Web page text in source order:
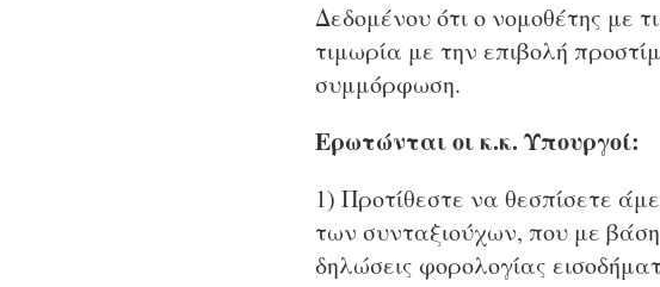
Δεδομένου ότι ο νομοθέτης με
τιμωρία με την επιβολή
συμμόρφωση.
Ερωτώνται οι κ.κ. Υπουργοί:
1) Προτίθεστε να θεσπίσετε
των συνταξιούχων, που με
δηλώσεις φορολογίας